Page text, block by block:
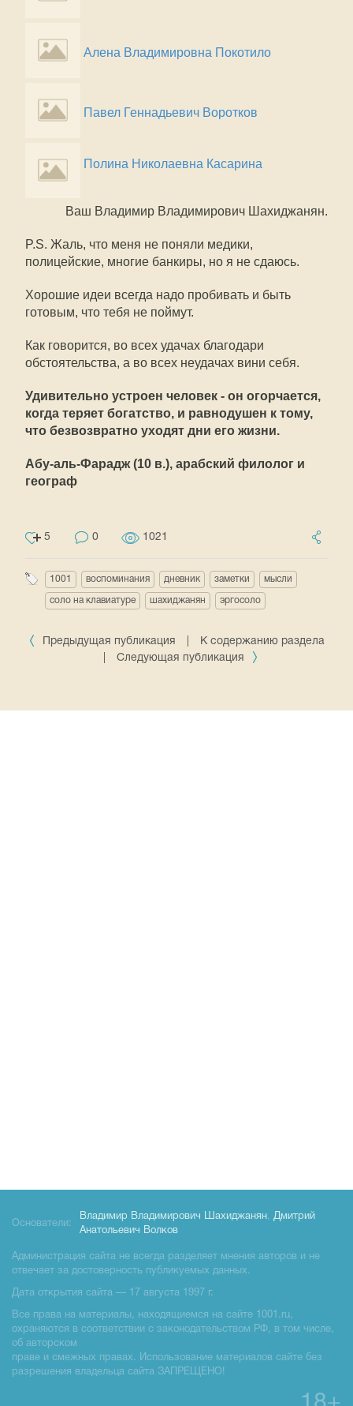
Алена Владимировна Покотило
Павел Геннадьевич Воротков
Полина Николаевна Касарина
Ваш Владимир Владимирович Шахиджанян.
P.S. Жаль, что меня не поняли медики,
полицейские, многие банкиры, но я не сдаюсь.
Хорошие идеи всегда надо пробивать и быть
готовым, что тебя не поймут.
Как говорится, во всех удачах благодари
обстоятельства, а во всех неудачах вини себя.
Удивительно устроен человек - он огорчается,
когда теряет богатство, и равнодушен к тому,
что безвозвратно уходят дни его жизни.
Абу-аль-Фарадж (10 в.), арабский филолог и
географ
5 0 1021
1001 воспоминания дневник заметки мысли
соло на клавиатуре шахиджанян эргосоло
Предыдущая публикация
К содержанию раздела
Следующая публикация
Основатели:
Владимир Владимирович Шахиджанян, Дмитрий
Анатольевич Волков
Администрация сайта не всегда разделяет мнения авторов и не
отвечает за достоверность публикуемых данных.
Дата открытия сайта — 17 августа 1997 г.
Все права на материалы, находящиемся на сайте 1001.ru,
охраняются в соответствии с законодательством РФ, в том числе,
об авторском
праве и смежных правах. Использование материалов сайте без
разрешения владельца сайта ЗАПРЕЩЕНО!